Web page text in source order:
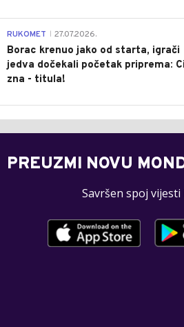
RUKOMET 27.07.2026.
Borac krenuo jako od starta, igrači
jedva dočekali početak priprema:
zna - titula!
PREUZMI NOVU
Savršen spoj vijesti